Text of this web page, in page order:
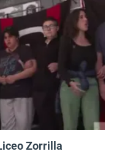
Zorrilla